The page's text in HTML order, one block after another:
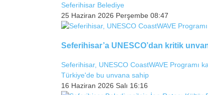
Seferihisar Belediye
25 Haziran 2026 Perşembe 08:47
Seferihisar’a UNESCO’dan kritik
Seferihisar, UNESCO CoastWAVE Programı
Türkiye'de bu unvana sahip
16 Haziran 2026 Salı 16:16